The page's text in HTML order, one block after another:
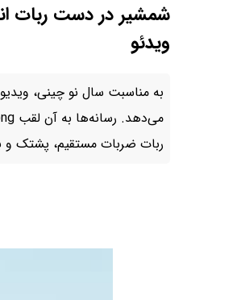
شمشیر در دست ربات
ویدئو
ربات ضربات مستقیم، پشتک و